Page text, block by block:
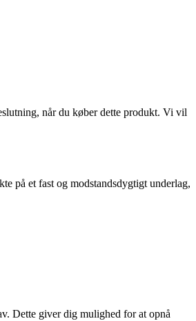
når du køber dette produkt. Vi vil
på et fast og modstandsdygtigt underlag,
Dette giver dig mulighed for at opnå